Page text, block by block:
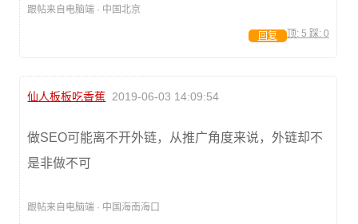
跟帖来自电脑端 · 中国北京
顶: 5 踩: 0
回复
仙人板板吃香蕉 2019-06-03 14:09:54
做SEO可能离不开外链，从推广角度来说，外链却不
是非做不可
跟帖来自电脑端 · 中国海南海口